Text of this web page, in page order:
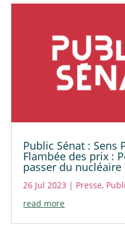
Public Sénat : Sens
Flambée des prix :
passer du nucléaire
26 Jul 2023 | Presse,
read more